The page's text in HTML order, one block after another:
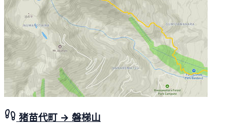
猪苗代町 → 磐梯山